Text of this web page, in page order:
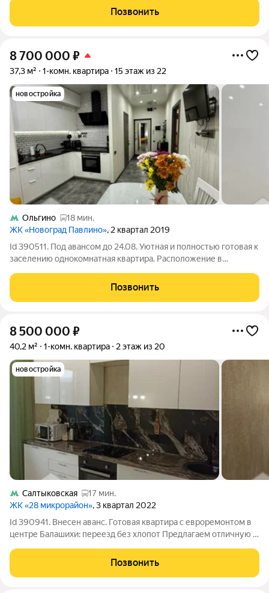
гостиная зона. Кухня "Стильные кухни" Качественный
испанский керамогранит на
Позвонить
8 700 000 ₽
37,3 м² 1-комн. квартира 15 этаж из 22
новостройка
Ольгино
18 мин.
ЖК «Новоград Павлино», 2 квартал 2019
Id 390511. Под авансом до 24.08. Уютная и полностью готовая к
заселению однокомнатная квартира. Расположение в
шоссе делает этот лот особенно привлекательным для тех, кто
ценит баланс между
Позвонить
8 500 000 ₽
40,2 м² 1-комн. квартира 2 этаж из 20
новостройка
Салтыковская
17 мин.
ЖК «28 микрорайон», 3 квартал 2022
Id 390941. Внесен аванс. Готовая квартира с евроремонтом в
центре Балашихи: переезд без хлопот Предлагаем отличную 1-
с использованием дорогостоящих материалов. Есть
просторная лоджия,
Позвонить